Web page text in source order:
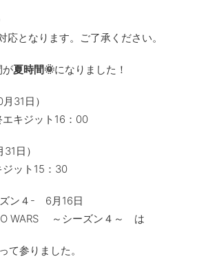
応となります。ご了承ください。
が夏時間🌞になりました！
31日）
キジット16：00
日）
ット15：30
ン４- 6月16日
WARS ～シーズン４～ は
て参りました。